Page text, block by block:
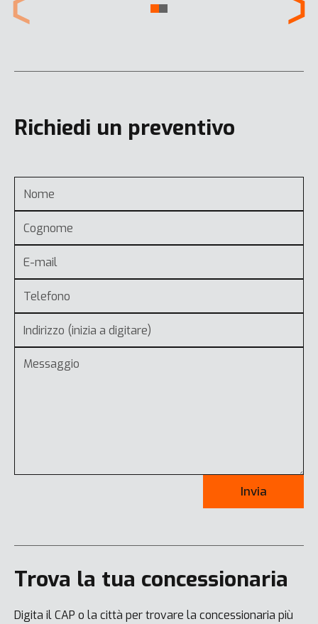
Richiedi un preventivo
Invia
Trova la tua concessionaria
Digita il CAP o la città per trovare la concessionaria più